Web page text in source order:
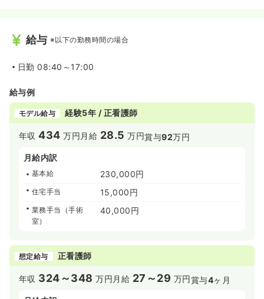
給与 ※以下の勤務時間の場合
日勤 08:40～17:00
給与例
モデル給与 経験5年 / 正看護師
年収434 万円 月給 28.5 万円賞与92万円
月給内訳
基本給 230,000円
住宅手当 15,000円
業務手当（手術
室）
40,000円
想定給与 正看護師
年収 324～348 万円 月給 27～29 万円賞与4ヶ月